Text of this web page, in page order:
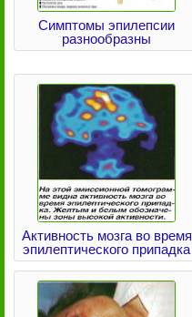
Симптомы эпилепсии
разнообразны
Активность мозга во время
эпилептического припадка